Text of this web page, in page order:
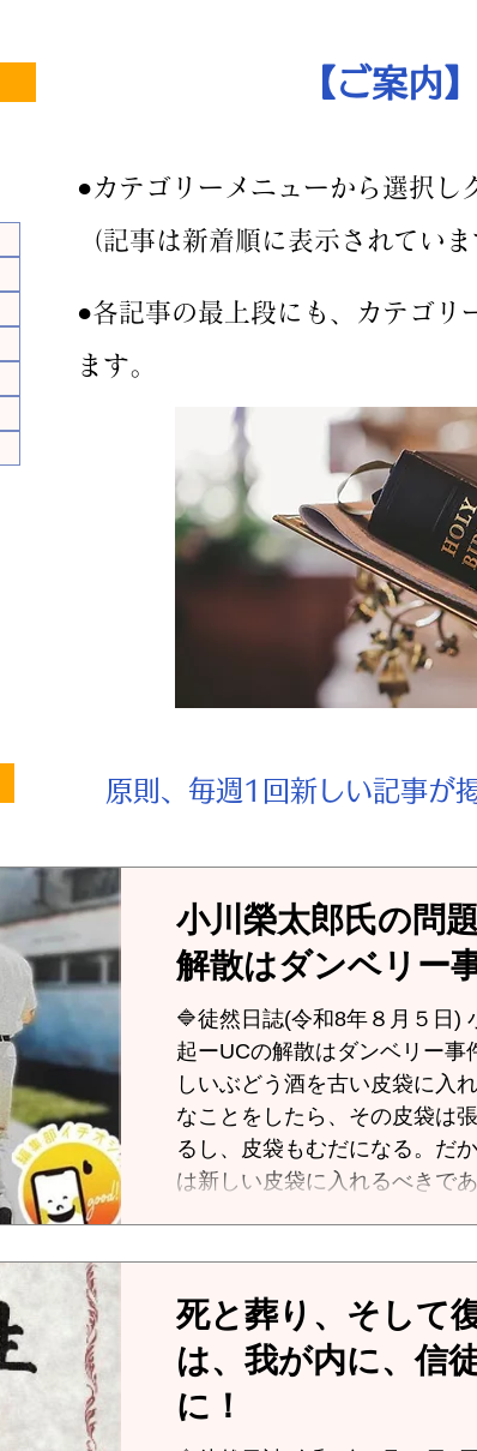
​【ご案内】
●カテゴリーメニューから選択し
（記事は新着順に表示されていま
​​●各記事の最上段にも、カテゴリ
ます。
原則、毎週1回新しい記事が
小川榮太郎氏の問
解散はダンベリー
🔷徒然日誌(令和8年８月５日) 小川榮太郎氏の問題提
起ーUCの解散はダンベリー事件と瓜二
しいぶどう酒を古い皮袋に入
なことをしたら、その皮袋は
るし、皮袋もむだになる。だ
は新しい皮袋に入れるべきである
書の中でも人気のある教えである。 では「
萄酒」とは何か。キリスト教
トがもたらした新しい福音(契
い命、神の国の時代の新しい
死と葬り、そして
は、我が内に、信
に！